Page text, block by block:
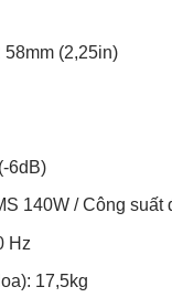
(2,25in)
6dB)
140W / Công suất
Hz
17,5kg